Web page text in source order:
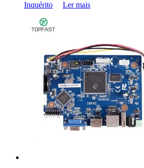
Inquérito Ler mais